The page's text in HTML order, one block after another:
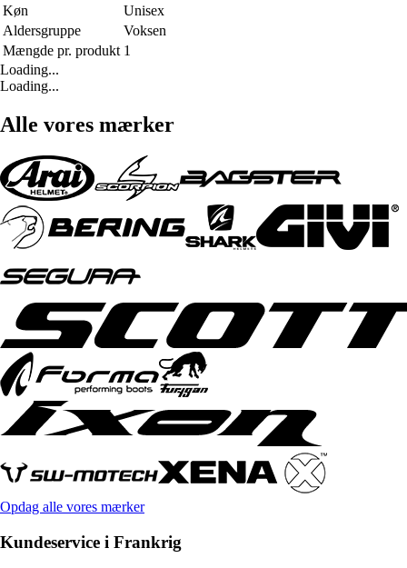
Køn
Unisex
Aldersgruppe
Voksen
Mængde pr. produkt 1
Loading...
Loading...
Alle vores mærker
Opdag alle vores mærker
Kundeservice i Frankrig